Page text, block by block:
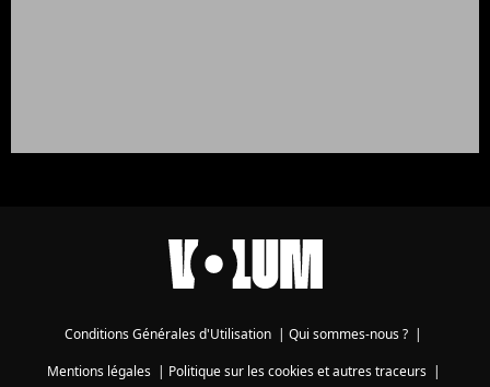
Conditions Générales d'Utilisation | Qui sommes-nous ? |
Mentions légales| Politique sur les cookies et autres traceurs|